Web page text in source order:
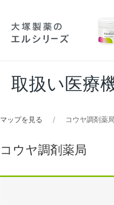
取扱い医療
マップを見る コウヤ調剤薬局
コウヤ調剤薬局